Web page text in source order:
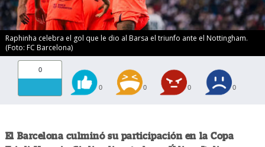
Raphinha celebra el gol que le dio al Barsa el triunfo ante el Nottingham.
(Foto: FC Barcelona)
0
0 0 0 0
El Barcelona culminó su participación en la Copa